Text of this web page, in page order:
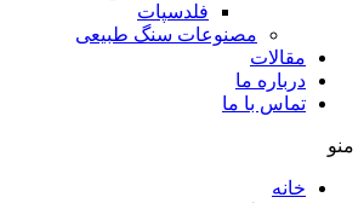
فلدسپات
مصنوعات سنگ طبیعی
مقالات
درباره ما
تماس با ما
منو
خانه